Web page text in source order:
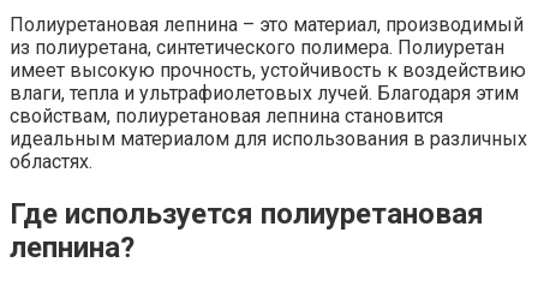
Полиуретановая лепнина – это материал, производимый
из полиуретана, синтетического полимера. Полиуретан
имеет высокую прочность, устойчивость к воздействию
влаги, тепла и ультрафиолетовых лучей. Благодаря этим
свойствам, полиуретановая лепнина становится
идеальным материалом для использования в различных
областях.
Где используется полиуретановая
лепнина?